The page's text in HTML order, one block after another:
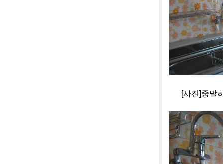
[사진]중말하